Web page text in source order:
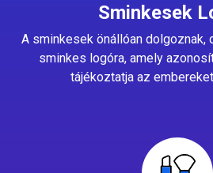
Sminkesek
A sminkesek önállóan dolgoznak,
sminkes logóra, amely
tájékoztatja az